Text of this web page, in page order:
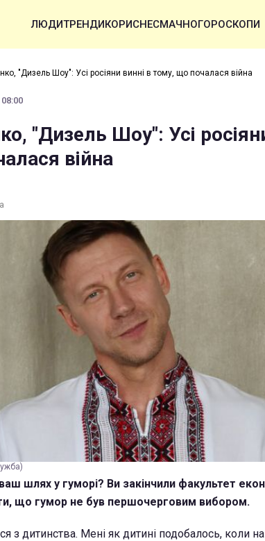
ЛЮДИТРЕНДИКОРИСНЕСМАЧНОГОРОСКОПИ
"Дизель Шоу": Усі росіяни винні в тому, що почалася війна
"Дизель Шоу": Усі
війна
шлях у гуморі? Ви закінчили факультет
що гумор не був першочерговим вибором.
з дитинства. Мені як дитині подобалось, коли